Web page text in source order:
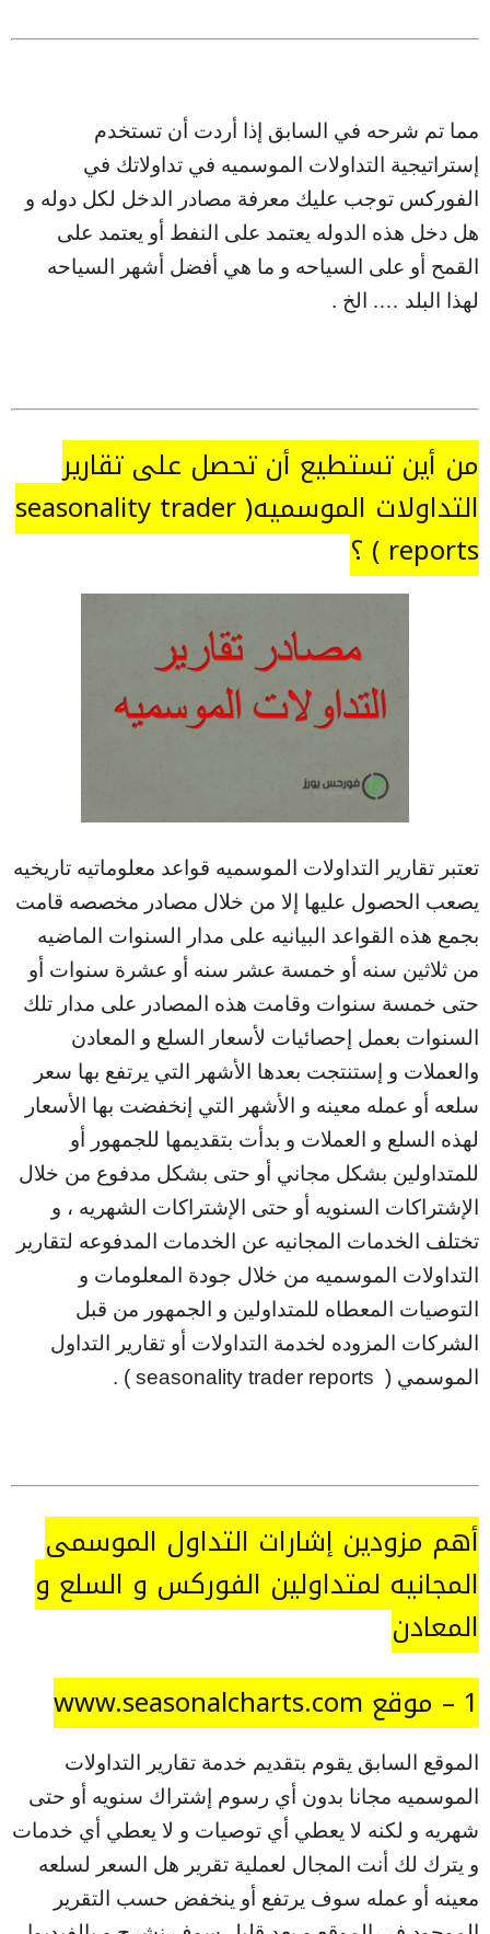
مما تم شرحه في السابق إذا أردت أن تستخدم
إستراتيجية التداولات الموسميه في تداولاتك في
الفوركس توجب عليك معرفة مصادر الدخل لكل دوله و
هل دخل هذه الدوله يعتمد على النفط أو يعتمد على
القمح أو على السياحه و ما هي أفضل أشهر السياحه
لهذا البلد …. الخ .
من أين تستطيع أن تحصل على تقارير
التداولات الموسميه( seasonality trader
reports ) ؟
تعتبر تقارير التداولات الموسميه قواعد معلوماتيه تاريخيه
يصعب الحصول عليها إلا من خلال مصادر مخصصه قامت
بجمع هذه القواعد البيانيه على مدار السنوات الماضيه
من ثلاثين سنه أو خمسة عشر سنه أو عشرة سنوات أو
حتى خمسة سنوات وقامت هذه المصادر على مدار تلك
السنوات بعمل إحصائيات لأسعار السلع و المعادن
والعملات و إستنتجت بعدها الأشهر التي يرتفع بها سعر
سلعه أو عمله معينه و الأشهر التي إنخفضت بها الأسعار
لهذه السلع و العملات و بدأت بتقديمها للجمهور أو
للمتداولين بشكل مجاني أو حتى بشكل مدفوع من خلال
الإشتراكات السنويه أو حتى الإشتراكات الشهريه ، و
تختلف الخدمات المجانيه عن الخدمات المدفوعه لتقارير
التداولات الموسميه من خلال جودة المعلومات و
التوصيات المعطاه للمتداولين و الجمهور من قبل
الشركات المزوده لخدمة التداولات أو تقارير التداول
الموسمي ( seasonality trader reports ) .
أهم مزودين إشارات التداول الموسمي
المجانيه لمتداولين الفوركس و السلع و
المعادن
1 – موقع www.seasonalcharts.com
الموقع السابق يقوم بتقديم خدمة تقارير التداولات
الموسميه مجانا بدون أي رسوم إشتراك سنويه أو حتى
شهريه و لكنه لا يعطي أي توصيات و لا يعطي أي خدمات
و يترك لك أنت المجال لعملية تقرير هل السعر لسلعه
معينه أو عمله سوف يرتفع أو ينخفض حسب التقرير